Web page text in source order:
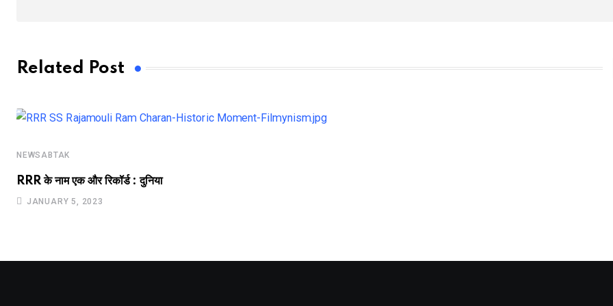
Related Post
NEWSABTAK
RRR के नाम एक और रिकॉर्ड : दुनिया
JANUARY 5, 2023